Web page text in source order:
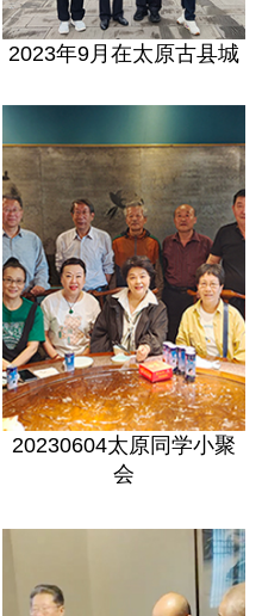
2023年9月在太原古县城
20230604太原同学小聚
会